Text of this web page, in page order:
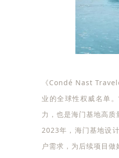
《Condé Nast
业的全球性权威名单
力，也是海门基地高质
2023年，海门基地设
户需求，为后续项目做